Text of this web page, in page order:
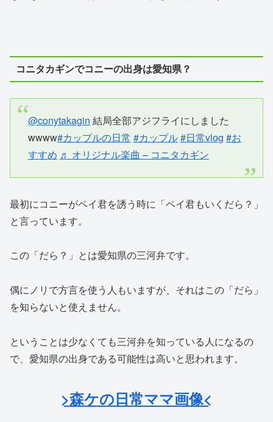
コニタカギンでコニーの出身は愛知県？
@conytakagin 結局全部アジフライにしました
wwww#カップルの日常 #カップル#日常vlog #お
すすめ ♬ オリジナル楽曲 – コニタカギン
最初にコニーがペイ君を誘う時に「ペイ君もいくだら？」
と言っています。
この「だら？」とは愛知県の三河弁です。
偶にノリで方言を使う人もいますが、それはこの「だら」
を知らないと使えません。
ということは少なくても三河弁を知っている人になるの
で、愛知県の出身である可能性は高いと思われます。
>森ケの日常ママ画像<